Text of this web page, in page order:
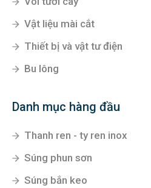
Vật liệu mài cắt
Thiết bị và vật tư điện
Bu lông
Danh mục hàng đầu
Thanh ren - ty ren inox
Súng phun sơn
Súng bắn keo